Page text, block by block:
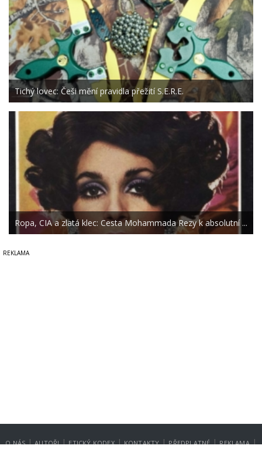
Tichý lovec: Češi mění pravidla přežití S.E.R.E.
Ropa, CIA a zlatá klec: Cesta Mohammada Rezy k absolutní ...
O NÁS | AUTOŘI | ETICKÝ KODEX | KONTAKTY | PŘEDPLATNÉ | REKLAMA |